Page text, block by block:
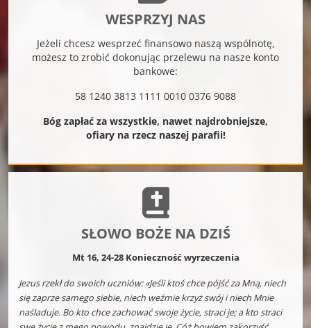
WESPRZYJ NAS
Jeżeli chcesz wesprzeć finansowo naszą wspólnotę,
możesz to zrobić dokonując przelewu na nasze konto
bankowe:
58 1240 3813 1111 0010 0376 9088
Bóg zapłać za wszystkie, nawet najdrobniejsze,
ofiary na rzecz naszej parafii!
SŁOWO BOŻE NA DZIŚ
Mt 16, 24-28 Konieczność wyrzeczenia
Jezus rzekł do swoich uczniów: «Jeśli ktoś chce pójść za Mną, niech
się zaprze samego siebie, niech weźmie krzyż swój i niech Mnie
naśladuje. Bo kto chce zachować swoje życie, straci je; a kto straci